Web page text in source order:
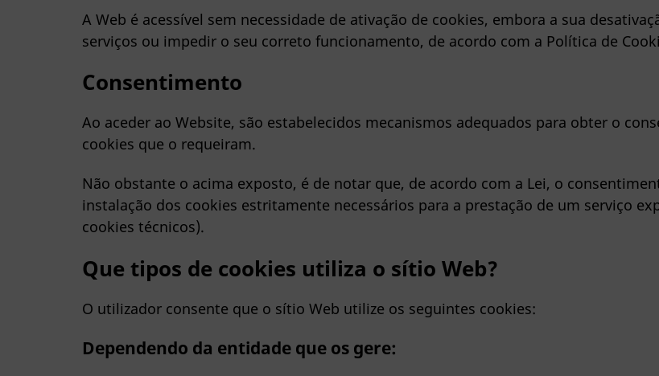
A Web é acessível sem necessidade de ativação de cookies, embora a sua
serviços ou impedir o seu correto funcionamento, de acordo com a Política de
Consentimento
Ao aceder ao Website, são estabelecidos mecanismos adequados para obter o
cookies que o requeiram.
Não obstante o acima exposto, é de notar que, de acordo com a Lei, o
instalação dos cookies estritamente necessários para a prestação de um serviço
cookies técnicos).
Que tipos de cookies utiliza o sítio Web?
O utilizador consente que o sítio Web utilize os seguintes cookies:
Dependendo da entidade que os gere: